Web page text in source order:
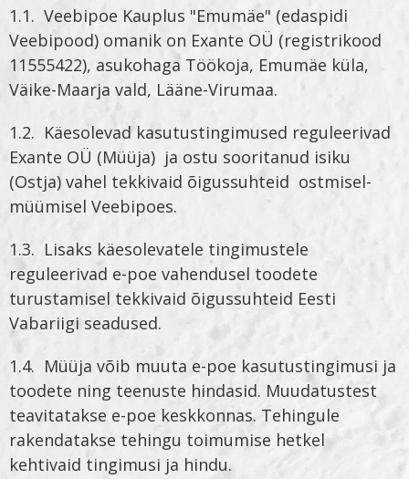
1.1. Veebipoe Kauplus "Emumäe" (edaspidi
Veebipood) omanik on Exante OÜ (registrikood
11555422), asukohaga Töökoja, Emumäe küla,
Väike-Maarja vald, Lääne-Virumaa.
1.2. Käesolevad kasutustingimused reguleerivad
Exante OÜ (Müüja) ja ostu sooritanud isiku
(Ostja) vahel tekkivaid õigussuhteid ostmisel-
müümisel Veebipoes.
1.3. Lisaks käesolevatele tingimustele
reguleerivad e-poe vahendusel toodete
turustamisel tekkivaid õigussuhteid Eesti
Vabariigi seadused.
1.4. Müüja võib muuta e-poe kasutustingimusi ja
toodete ning teenuste hindasid. Muudatustest
teavitatakse e-poe keskkonnas. Tehingule
rakendatakse tehingu toimumise hetkel
kehtivaid tingimusi ja hindu.